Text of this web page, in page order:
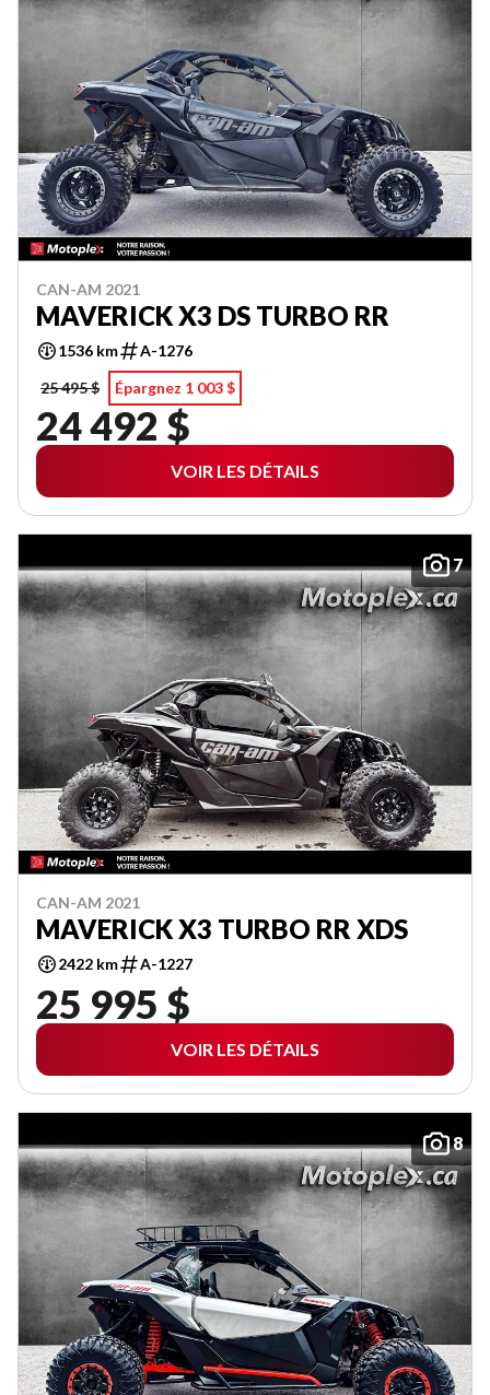
CAN-AM 2021
MAVERICK X3 DS TURBO RR
1536 km
A-1276
25 495 $
Épargnez 1 003 $
24 492 $
VOIR LES DÉTAILS
7
CAN-AM 2021
MAVERICK X3 TURBO RR XDS
2422 km A-1227
25 995 $
VOIR LES DÉTAILS
8